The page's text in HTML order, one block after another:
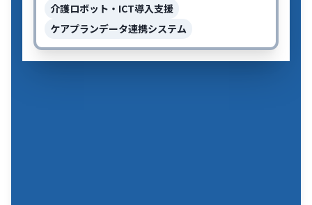
介護ロボット・ICT導入支援
ケアプランデータ連携システム